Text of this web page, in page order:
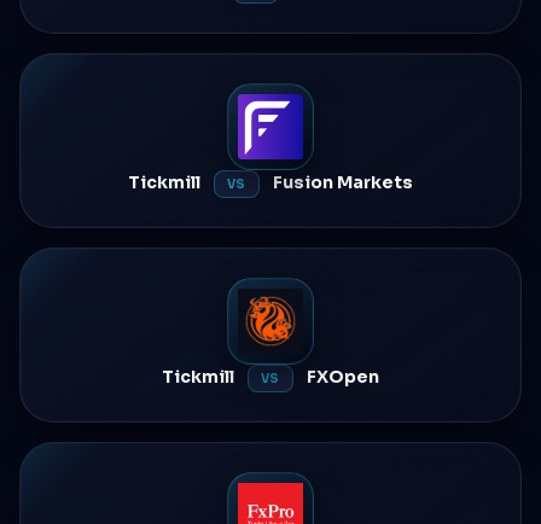
Tickmill VS Fusion Markets
Tickmill VS FXOpen